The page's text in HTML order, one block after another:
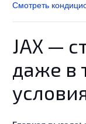
Смотреть
JAX —
даже в